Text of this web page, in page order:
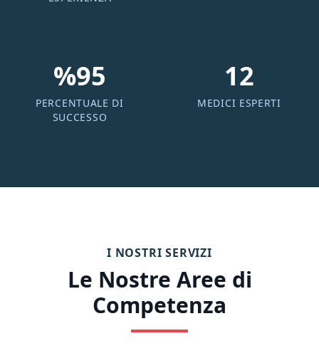
%95
PERCENTUALE DI
SUCCESSO
12
MEDICI ESPERTI
I NOSTRI SERVIZI
Le Nostre Aree di
Competenza